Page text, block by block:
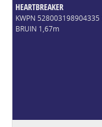
HEARTBREAKER
KWPN 528003198904335
BRUIN 1,67m